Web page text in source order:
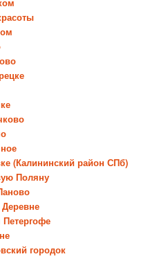
(Калининский район СПб)
Поляну
городок